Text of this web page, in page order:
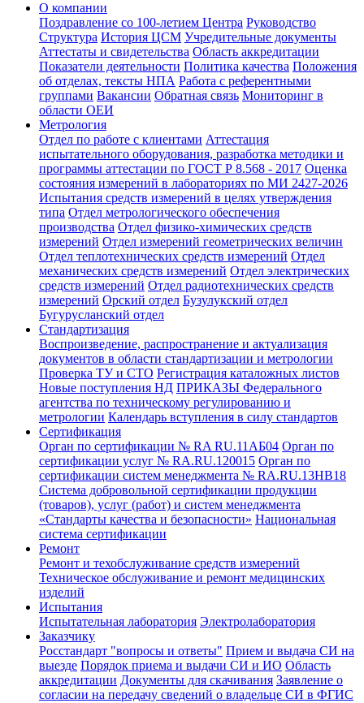
О компании
Поздравление со 100-летием Центра Руководство
Структура История ЦСМ Учредительные документы
Аттестаты и свидетельства Область аккредитации
Показатели деятельности Политика качества Положения
об отделах, тексты НПА Работа с референтными
группами Вакансии Обратная связь Мониторинг в
области ОЕИ
Метрология
Отдел по работе с клиентами Аттестация
испытательного оборудования, разработка методики и
программы аттестации по ГОСТ Р 8.568 - 2017 Оценка
состояния измерений в лабораториях по МИ 2427-2026
Испытания средств измерений в целях утверждения
типа Отдел метрологического обеспечения
производства Отдел физико-химических средств
измерений Отдел измерений геометрических величин
Отдел теплотехнических средств измерений Отдел
механических средств измерений Отдел электрических
средств измерений Отдел радиотехнических средств
измерений Орский отдел Бузулукский отдел
Бугурусланский отдел
Стандартизация
Воспроизведение, распространение и актуализация
документов в области стандартизации и метрологии
Проверка ТУ и СТО Регистрация каталожных листов
Новые поступления НД ПРИКАЗЫ Федерального
агентства по техническому регулированию и
метрологии Календарь вступления в силу стандартов
Сертификация
Орган по сертификации № RA RU.11АБ04 Орган по
сертификации услуг № RA.RU.120015 Орган по
сертификации систем менеджмента № RA.RU.13HB18
Система добровольной сертификации продукции
(товаров), услуг (работ) и систем менеджмента
«Стандарты качества и безопасности» Национальная
система сертификации
Ремонт
Ремонт и техобслуживание средств измерений
Техническое обслуживание и ремонт медицинских
изделий
Испытания
Испытательная лаборатория Электролаборатория
Заказчику
Росстандарт "вопросы и ответы" Прием и выдача СИ на
выезде Порядок приема и выдачи СИ и ИО Область
аккредитации Документы для скачивания Заявление о
согласии на передачу сведений о владельце СИ в ФГИС